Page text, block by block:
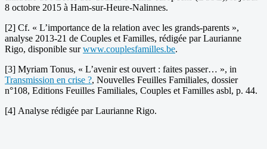
8 octobre 2015 à Ham-sur-Heure-Nalinnes.
[2] Cf. « L’importance de la relation avec les grands-parents »,
analyse 2013-21 de Couples et Familles, rédigée par Laurianne
Rigo, disponible surwww.couplesfamilles.be.
[3] Myriam Tonus, « L’avenir est ouvert : faites passer… », in
Transmission en crise ?, Nouvelles Feuilles Familiales, dossier
n°108, Editions Feuilles Familiales, Couples et Familles asbl, p. 44.
[4] Analyse rédigée par Laurianne Rigo.